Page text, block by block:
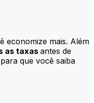
economize mais. Além
as taxas antes de
que você saiba